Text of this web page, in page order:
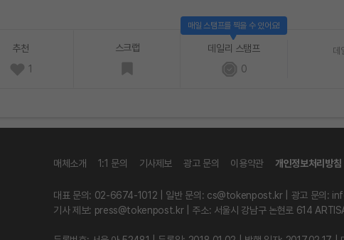
추천
1
스크랩
데일리 스탬프
0
매일 스탬프를 찍을 수 있어요!
데
매체소개 1:1 문의 기사제보 광고 문의 이용약관 개인정보처리방침
대표 문의: 02-6674-1012 | 일반 문의: cs@tokenpost.kr| 광고 문의:
기사 제보: press@tokenpost.kr| 주소: 서울시 강남구 논현로 614